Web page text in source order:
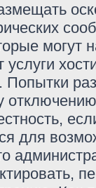
могут
услуги
для